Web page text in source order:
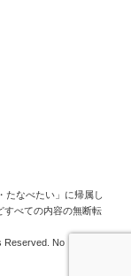
たなべたい」に帰属し
すべての内容の無断転
Reserved. No